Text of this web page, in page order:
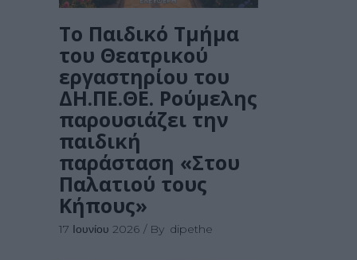
Το Παιδικό Τμήμα
του Θεατρικού
εργαστηρίου του
ΔΗ.ΠΕ.ΘΕ. Ρούμελης
παρουσιάζει την
παιδική
παράσταση «Στου
Παλατιού τους
Κήπους»
17 Ιουνίου 2026 By dipethe